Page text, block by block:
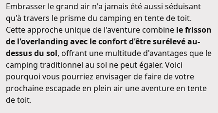
Embrasser le grand air n'a jamais été aussi séduisant
qu'à travers le prisme du camping en tente de toit.
Cette approche unique de l'aventure combine le frisson
de l'overlanding avec le confort d'être surélevé au-
dessus du sol, offrant une multitude d'avantages que le
camping traditionnel au sol ne peut égaler. Voici
pourquoi vous pourriez envisager de faire de votre
prochaine escapade en plein air une aventure en tente
de toit.